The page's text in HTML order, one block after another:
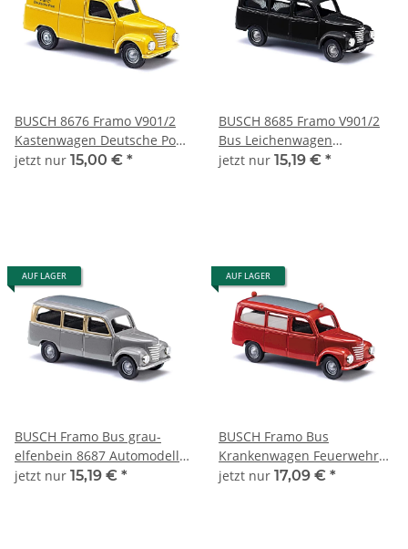
BUSCH 8676 Framo V901/2
Kastenwagen Deutsche Post
Automodell 1:120
jetzt nur 15,00 € *
BUSCH 8685 Framo V901/2
Bus Leichenwagen
Automodell 1:120
jetzt nur 15,19 € *
AUF LAGER
BUSCH Framo Bus grau-
elfenbein 8687 Automodell
1:120
jetzt nur 15,19 € *
AUF LAGER
BUSCH Framo Bus
Krankenwagen Feuerwehr
8686 Automodell 1:120
jetzt nur 17,09 € *